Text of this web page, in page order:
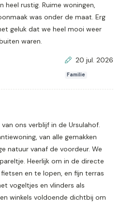
heel rustig. Ruime woningen,
was onder de maat. Erg
geluk dat we heel mooi weer
waren.
20 jul. 2026
Familie
ons verblijf in de Ursulahof.
van alle gemakken
natuur vanaf de voordeur. We
Heerlijk om in de directe
en te lopen, en fijn terras
vogeltjes en vlinders als
winkels voldoende dichtbij om